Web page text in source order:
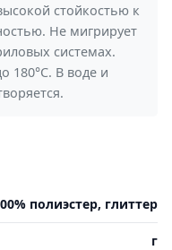
стойкостью к
Не мигрирует
системах.
180°C. В воде и
полиэстер, глиттер
г